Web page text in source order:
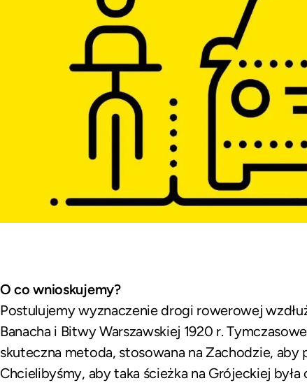
O co wnioskujemy?
Postulujemy wyznaczenie drogi rowerowej
Banacha i Bitwy Warszawskiej 1920 r.
skuteczna metoda, stosowana na Zachodzie,
Chcielibyśmy, aby taka ścieżka na Grójeckiej